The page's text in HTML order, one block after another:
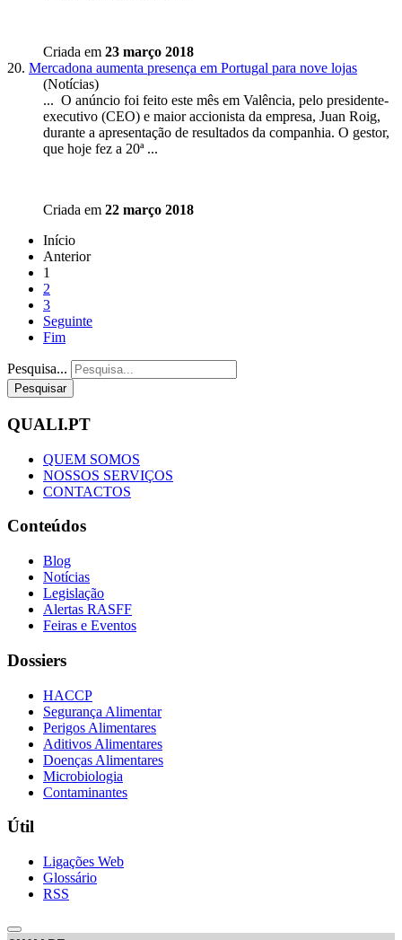
Criada em 23 março 2018
20. Mercadona aumenta presença em Portugal para nove lojas
(Notícias)
... O anúncio foi feito este mês em Valência, pelo presidente-
executivo (CEO) e maior accionista da empresa, Juan Roig,
durante a apresentação de resultados da companhia. O gestor,
que hoje fez a 20ª ...
Criada em 22 março 2018
Início
Anterior
1
2
3
Seguinte
Fim
Pesquisa...
Pesquisar
QUALI.PT
QUEM SOMOS
NOSSOS SERVIÇOS
CONTACTOS
Conteúdos
Blog
Notícias
Legislação
Alertas RASFF
Feiras e Eventos
Dossiers
HACCP
Segurança Alimentar
Perigos Alimentares
Aditivos Alimentares
Doenças Alimentares
Microbiologia
Contaminantes
Útil
Ligações Web
Glossário
RSS